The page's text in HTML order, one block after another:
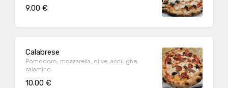
9.00 €
Calabrese
Pomodoro, mozzarella, olive, acciughe,
salamino
10.00 €